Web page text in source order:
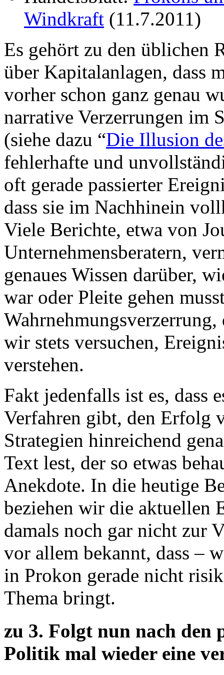
Windkraft (11.7.2011)
Es gehört zu den üblichen
über Kapitalanlagen, dass
vorher schon ganz genau
narrative Verzerrungen im
(siehe dazu “Die Illusion
fehlerhafte und
oft gerade passierter
dass sie im Nachhinein
Viele Berichte, etwa von
Unternehmensberatern,
genaues Wissen darüber,
war oder Pleite gehen
wir stets versuchen,
verstehen.
Fakt jedenfalls ist es, dass
Verfahren gibt, den Erfolg
Strategien hinreichend
Text lest, der so etwas
Anekdote. In die heutige
beziehen wir die aktuellen
damals noch gar nicht zur
vor allem bekannt, dass –
in Prokon gerade nicht
Thema bringt.
zu 3. Folgt nun nach den
Politik mal wieder eine